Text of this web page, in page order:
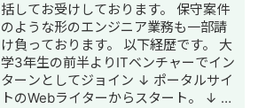
括してお受けしております。 保守案件
のような形のエンジニア業務も一部請
け負っております。 以下経歴です。 大
学3年生の前半よりITベンチャーでイン
ターンとしてジョイン ↓ ポータルサイ
トのWebライターからスタート。 ↓ ポ